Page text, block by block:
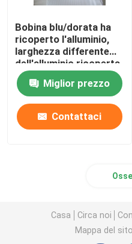
Bobina blu/dorata ha
ricoperto l'alluminio,
larghezza differente
dell'alluminio ricoperta
bobina di 0.105MM
Miglior prezzo
Contattaci
Casa Circa noi
Mappa del sito